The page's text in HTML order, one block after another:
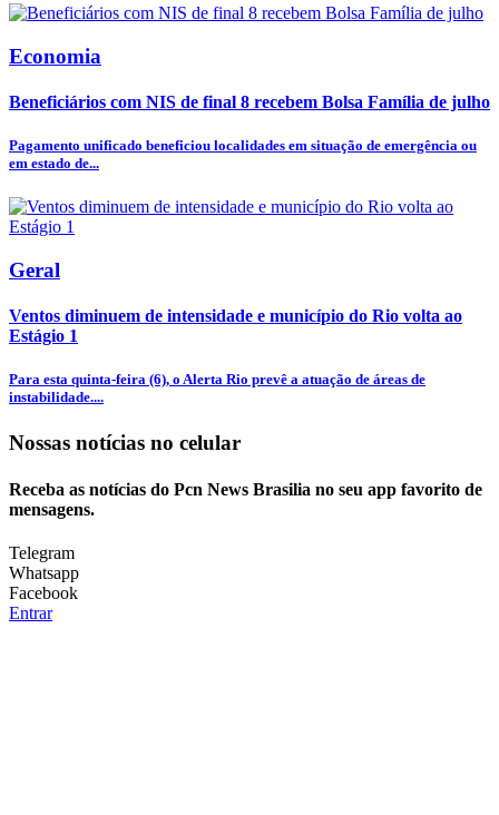
Economia
Beneficiários com NIS de final 8 recebem Bolsa Família de julho
Pagamento unificado beneficiou localidades em situação de emergência ou
em estado de...
Geral
Ventos diminuem de intensidade e município do Rio volta ao
Estágio 1
Para esta quinta-feira (6), o Alerta Rio prevê a atuação de áreas de
instabilidade....
Nossas notícias no celular
Receba as notícias do Pcn News Brasilia no seu app favorito de
mensagens.
Telegram
Whatsapp
Facebook
Entrar